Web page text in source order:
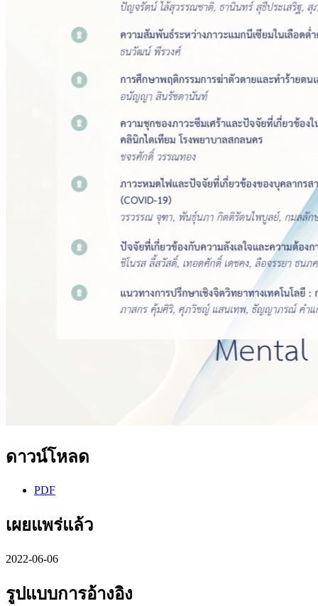
ดาวน์โหลด
PDF
เผยแพร่แล้ว
2022-06-06
รูปแบบการอ้างอิง